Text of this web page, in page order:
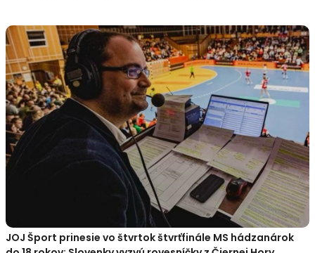
JOJ Šport prinesie vo štvrtok štvrťfinále MS hádzanárok